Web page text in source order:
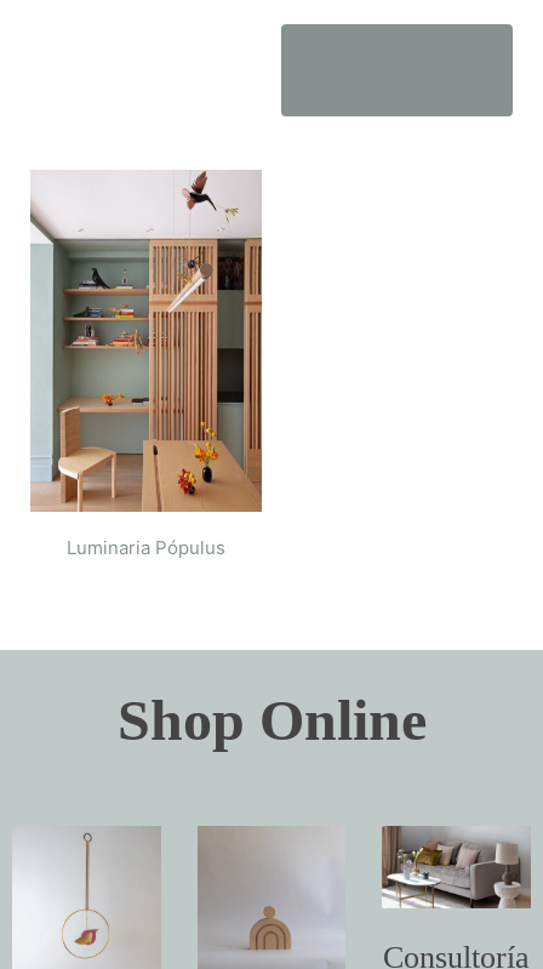
Luminaria Pópulus
Shop Online
Consultoría